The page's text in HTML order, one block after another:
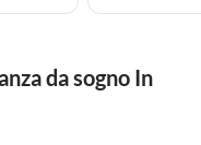
da sogno In